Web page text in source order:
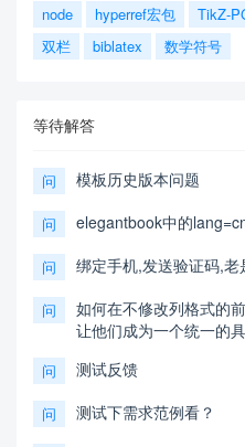
node
hyperref宏包 TikZ-
双栏
biblatex 数学符号
等待解答
问 模板历史版本问题
问 elegantbook中的
问 绑定手机,发送验证码,
问
如何在不修改列格式的
让他们成为一个统一的
问 测试反馈
问 测试下需求范例看？